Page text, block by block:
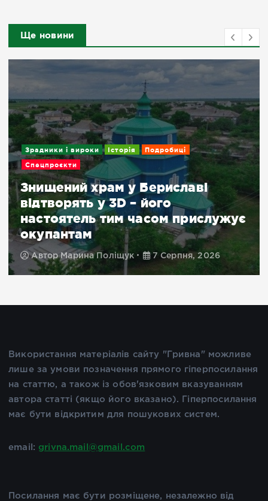
Ще новини
Подробиці
«Шахраї лазитимуть по
у пошуку чеків»: українці
обурені нововведенням
Укрпошти – у чому суть
АвторДарина Лапіна 7 Серпня, 2026
Використання матеріалів сайту "Гривна" можливе
лише за умови позначення прямого гіперпосилання
на статтю, а також із обов'язковим вказуванням
автора статті (якщо його вказано). Гіперпосилання
має бути відкритим для пошукових систем.
email: grivna.mail@gmail.com
Посилання має бути розміщене, незалежно від